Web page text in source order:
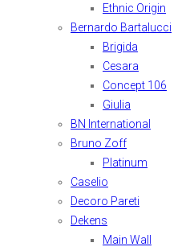
Ethnic Origin
Bernardo Bartalucci
Brigida
Cesara
Concept 106
Giulia
BN International
Bruno Zoff
Platinum
Caselio
Decoro Pareti
Dekens
Main Wall